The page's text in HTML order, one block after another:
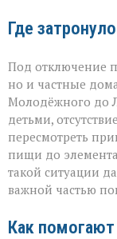
Где
Под отключение
но и частные
Молодёжного до
детьми,
пересмотреть
пищи до
такой ситуации
важной частью
Как